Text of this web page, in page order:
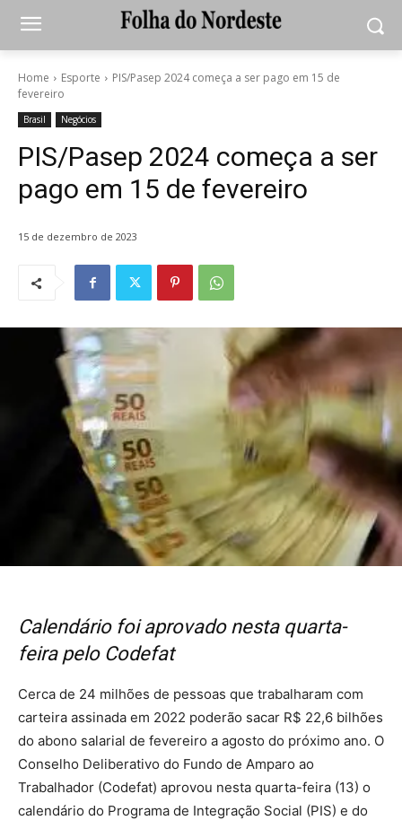
Home Esporte
PIS/Pasep 2024 começa a ser pago em 15 de
fevereiro
Brasil Negócios
PIS/Pasep 2024 começa a ser
pago em 15 de fevereiro
15 de dezembro de 2023
Calendário foi aprovado nesta quarta-
feira pelo Codefat
Cerca de 24 milhões de pessoas que trabalharam com
carteira assinada em 2022 poderão sacar R$ 22,6 bilhões
do abono salarial de fevereiro a agosto do próximo ano. O
Conselho Deliberativo do Fundo de Amparo ao
Trabalhador (Codefat) aprovou nesta quarta-feira (13) o
calendário do Programa de Integração Social (PIS) e do